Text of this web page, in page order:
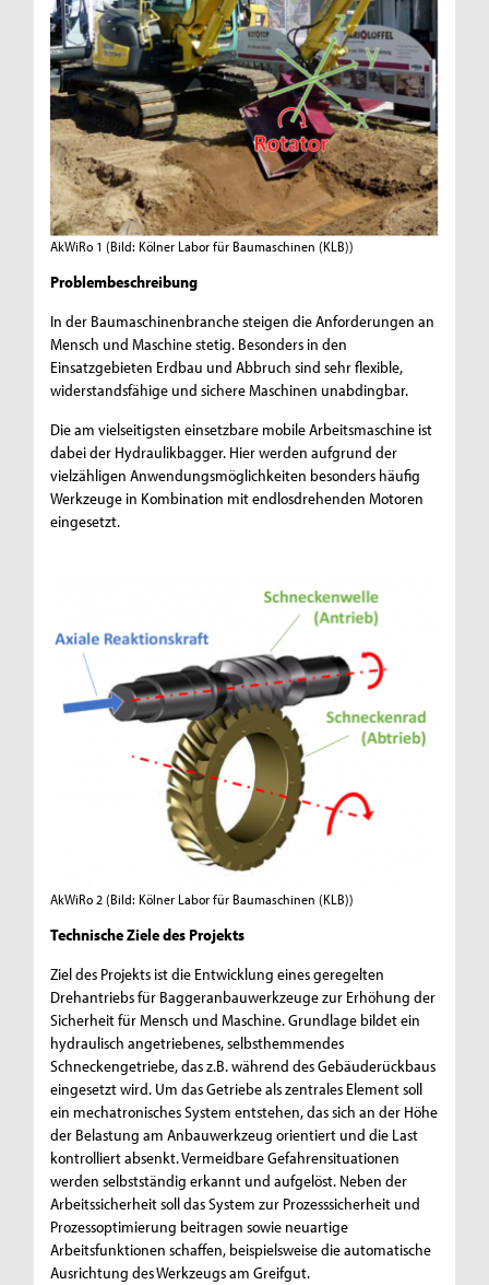
AkWiRo 1 (Bild: Kölner Labor für Baumaschinen (KLB))
Problembeschreibung
In der Baumaschinenbranche steigen die Anforderungen an
Mensch und Maschine stetig. Besonders in den
Einsatzgebieten Erdbau und Abbruch sind sehr flexible,
widerstandsfähige und sichere Maschinen unabdingbar.
Die am vielseitigsten einsetzbare mobile Arbeitsmaschine ist
dabei der Hydraulikbagger. Hier werden aufgrund der
vielzähligen Anwendungsmöglichkeiten besonders häufig
Werkzeuge in Kombination mit endlosdrehenden Motoren
eingesetzt.
AkWiRo 2 (Bild: Kölner Labor für Baumaschinen (KLB))
Technische Ziele des Projekts
Ziel des Projekts ist die Entwicklung eines geregelten
Drehantriebs für Baggeranbauwerkzeuge zur Erhöhung der
Sicherheit für Mensch und Maschine. Grundlage bildet ein
hydraulisch angetriebenes, selbsthemmendes
Schneckengetriebe, das z.B. während des Gebäuderückbaus
eingesetzt wird. Um das Getriebe als zentrales Element soll
ein mechatronisches System entstehen, das sich an der Höhe
der Belastung am Anbauwerkzeug orientiert und die Last
kontrolliert absenkt. Vermeidbare Gefahrensituationen
werden selbstständig erkannt und aufgelöst. Neben der
Arbeitssicherheit soll das System zur Prozesssicherheit und
Prozessoptimierung beitragen sowie neuartige
Arbeitsfunktionen schaffen, beispielsweise die automatische
Ausrichtung des Werkzeugs am Greifgut.